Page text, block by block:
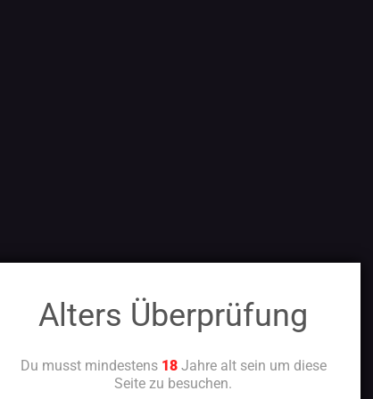
Alters Überprüfung
Du musst mindestens 18Jahre alt sein um diese
Seite zu besuchen.